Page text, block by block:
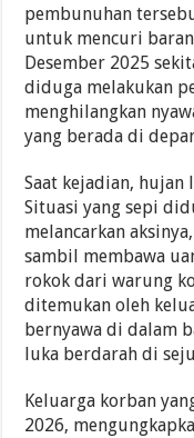
pembunuhan
untuk mencuri
Desember 2025
diduga melakukan
menghilangkan
yang berada di
Saat kejadian,
Situasi yang sepi
melancarkan
sambil membawa
rokok dari warung
ditemukan oleh
bernyawa di dalam
luka berdarah di
Keluarga korban
2026,